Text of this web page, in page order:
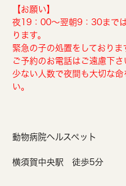
【お願い】
夜19：00～翌朝9：30まで
ります。
緊急の子の処置をしておりま
ご予約のお電話はご遠慮下さ
少ない人数で夜間も大切な
い。
動物病院ヘルスペット
横須賀中央駅 徒歩5分